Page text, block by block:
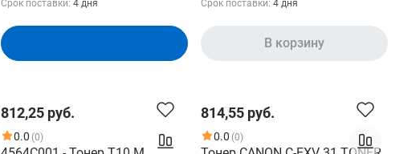
Срок поставки: 4 дня
Срок поставки: 4 дня
В корзину
812,25 руб.
0.0 (0)
814,55 руб.
0.0 (0)